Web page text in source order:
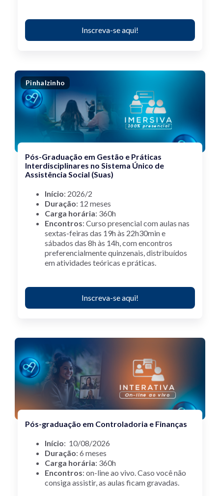
Inscreva-se aqui!
Pinhalzinho
Pós-Graduação em Gestão e Práticas
Interdisciplinares no Sistema Único de
Assistência Social (Suas)
Início: 2026/2
Duração: 12 meses
Carga horária: 360h
Encontros: Curso presencial com aulas nas
sextas-feiras das 19h às 22h30min e
sábados das 8h às 14h, com encontros
preferencialmente quinzenais, distribuídos
em atividades teóricas e práticas.
Inscreva-se aqui!
Pós-graduação em Controladoria e Finanças
Início: 10/08/2026
Duração: 6 meses
Carga horária: 360h
Encontros: on-line ao vivo. Caso você não
consiga assistir, as aulas ficam gravadas.